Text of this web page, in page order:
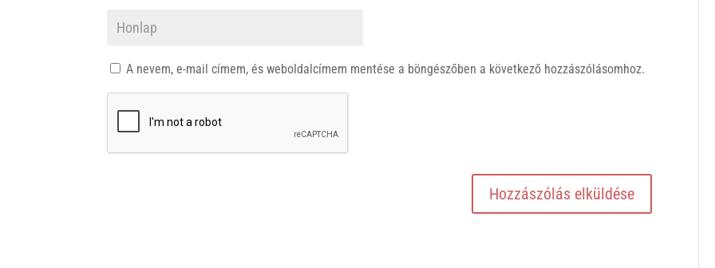
A nevem, e-mail címem, és weboldalcímem mentése a böngészőben a következő hozzászólásomhoz.